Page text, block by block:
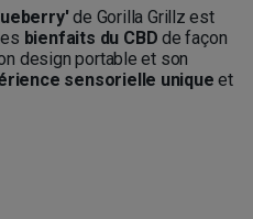
de Gorilla Grillz est
bienfaits du CBD de façon
design portable et son
sensorielle unique et